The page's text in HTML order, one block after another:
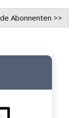
Abonnenten >>